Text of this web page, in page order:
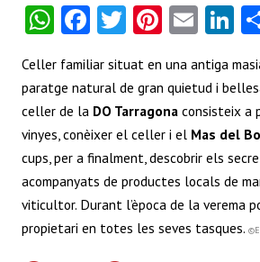
W
ts
A
p
p
Fa
b
o
o
k
T
itt
er
Pi
er
es
t
E
ai
l
Li
e
dI
n
Celler familiar situat en una antiga
paratge natural de gran quietud i
celler de la DO Tarragona consisteix a
vinyes, conèixer el celler i el Mas del
cups, per a finalment, descobrir els
acompanyats de productes locals de
viticultor. Durant l’època de la verema
propietari en totes les seves tasques.